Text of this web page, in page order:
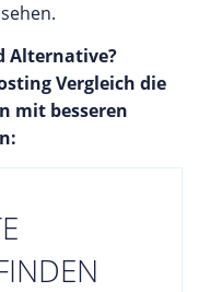
der Enterprise
einer
Infrastruktur,
Projekte
auf
Alternative?
Vergleich die
mit besseren